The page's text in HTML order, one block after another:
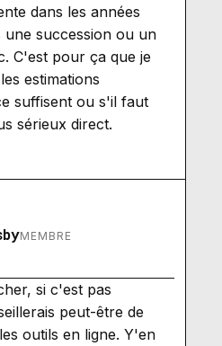
dans les années
une succession ou un
C'est pour ça que je
estimations
suffisent ou s'il faut
sérieux direct.
MEMBRE
si c'est pas
peut-être de
outils en ligne. Y'en